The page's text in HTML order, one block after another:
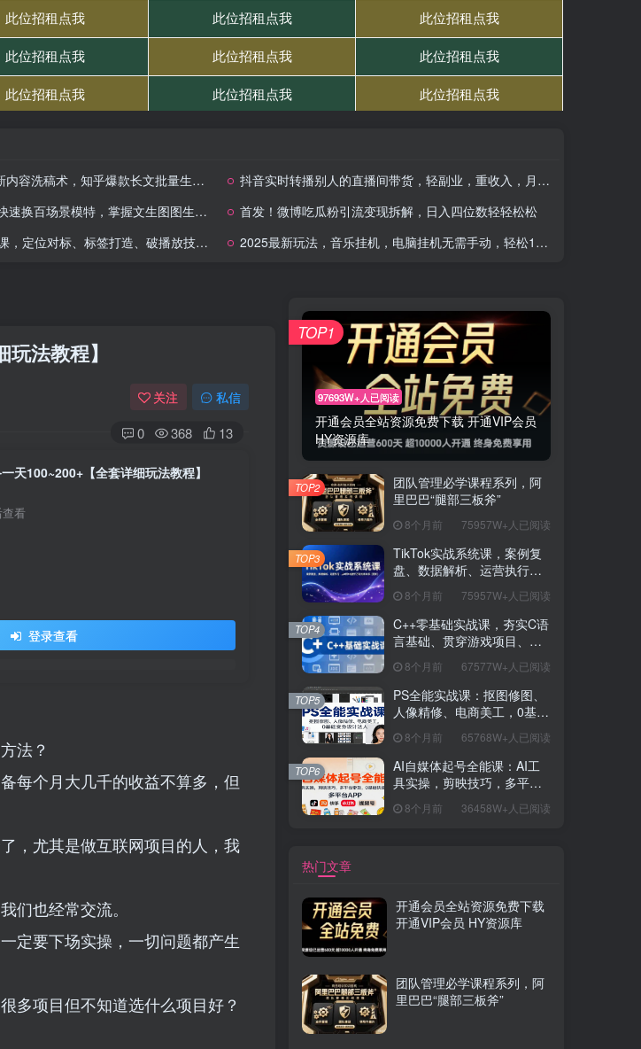
术，知乎爆款长文批量生产系统，日赚3000+，…
抖音实时转播别人的直播间带货，轻副业，重收入，月入过1w
景模特，掌握文生图图生图技巧，提升作图效率
首发！微博吃瓜粉引流变现拆解，日入四位数轻轻松松
标、标签打造、破播放技巧，讲涨粉变现与场景搭建 2025最新玩法，音乐挂机，电脑挂机无需手动，轻松1000+
法教程】
关注 私信
0 368 13
天100~200+【全套详细玩法教程】
看
登录查看
法？
每个月大几千的收益不算多，但
，尤其是做互联网项目的人，我
们也经常交流。
定要下场实操，一切问题都产生
多项目但不知道选什么项目好？
97693W+人已阅读
开通会员全站资源免费下载 开通VIP会员
HY资源库
TOP1
团队管理必学课程系列，阿
里巴巴“腿部三板斧”
8个月前 75957W+人已阅读
TOP2
TikTok实战系统课，案例复
盘、数据解析、运营执行，
（更新）
8个月前 75957W+人已阅读
TOP3
C++零基础实战课，夯实C语
言基础、贯穿游戏项目、掌
薪15K+岗位
8个月前 67577W+人已阅读
TOP4
PS全能实战课：抠图修图、
人像精修、电商美工，0基础
8个月前 65768W+人已阅读
TOP5
AI自媒体起号全能课：AI工
具实操，剪映技巧，多平台
8个月前 36458W+人已阅读
TOP6
热门文章
开通会员全站资源免费下载
开通VIP会员 HY资源库
团队管理必学课程系列，阿
里巴巴“腿部三板斧”